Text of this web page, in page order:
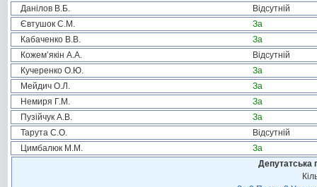
Данілов В.Б.
Відсутній
Євтушок С.М.
За
Кабаченко В.В.
За
Кожем’якін А.А.
Відсутній
Кучеренко О.Ю.
За
Мейдич О.Л.
За
Немиря Г.М.
За
Пузійчук А.В.
За
Тарута С.О.
Відсутній
Цимбалюк М.М.
За
Депутатська